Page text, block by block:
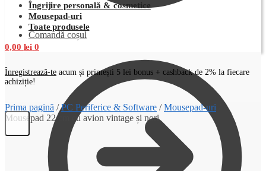
Comandă coșul
Îngrijire personală & cosmetice
Mousepad-uri
Toate produsele
0,00 lei 0
Înregistrează-te acum și primești 5 lei bonus + cashback de 2% la fiecare
achiziție!
Prima pagină /PC Periferice & Software /Mousepad-uri
Mousepad 22 cm cu avion vintage și nori